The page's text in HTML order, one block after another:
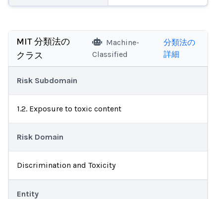
MIT 分類法の
クラス
Machine-
Classified
分類法の
詳細
Risk Subdomain
1.2. Exposure to toxic content
Risk Domain
Discrimination and Toxicity
Entity